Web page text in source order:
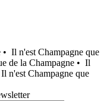
Il n'est Champagne que
de la Champagne • Il
Il n'est Champagne que